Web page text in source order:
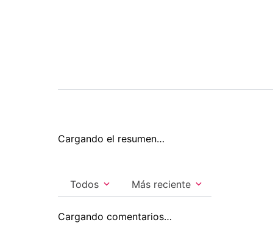
Cargando el resumen…
Más reciente
Todos
Cargando comentarios…